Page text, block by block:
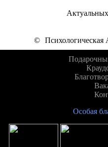
© Психологическая
Особая